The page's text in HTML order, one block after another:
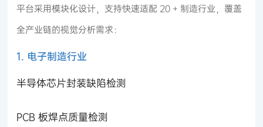
平台采用模块化设计，支持快速适配 20 + 制造行业，覆盖
全产业链的视觉分析需求：
1. 电子制造行业
半导体芯片封装缺陷检测
PCB 板焊点质量检测